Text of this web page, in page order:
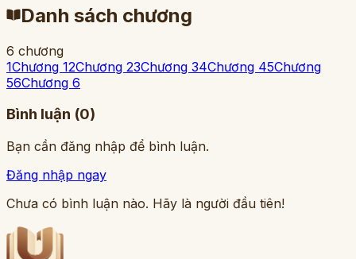
Danh sách chương
6 chương
1Chương 12Chương 23Chương 34Chương 45Chương
56Chương 6
Bình luận (0)
Bạn cần đăng nhập để bình luận.
Đăng nhập ngay
Chưa có bình luận nào. Hãy là người đầu tiên!